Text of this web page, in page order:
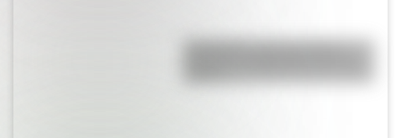
Efemérides: tres cosas que